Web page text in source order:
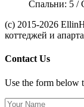
Спальни: 5 /
(c) 2015-2026
коттеджей и
Contact Us
Use the form below